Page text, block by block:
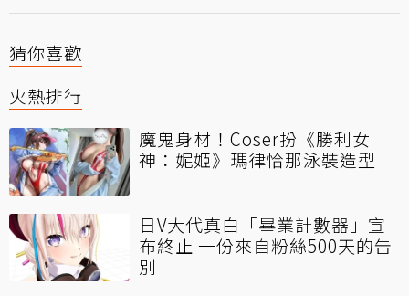
猜你喜歡
火熱排行
魔鬼身材！Coser扮《勝利女
神：妮姬》瑪律恰那泳裝造型
日V大代真白「畢業計數器」宣
布終止 一份來自粉絲500天的告
別